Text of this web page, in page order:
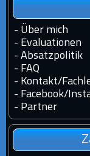
- Über mich
- Evaluationen
- Absatzpolitik
- FAQ
- Kontakt/
- Facebook/
- Partner